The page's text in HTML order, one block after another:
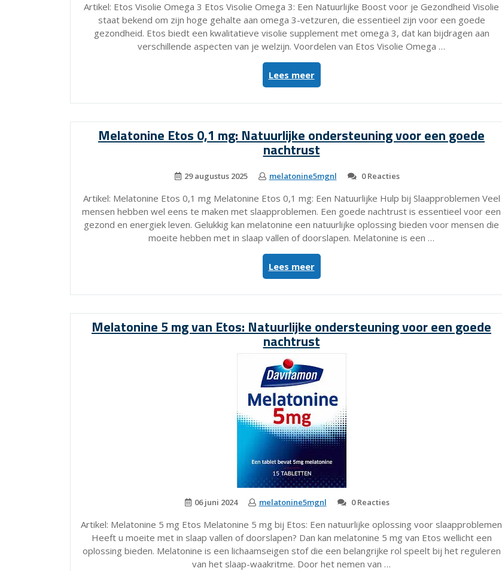
Artikel: Etos Visolie Omega 3 Etos Visolie Omega 3: Een Natuurlijke Boost voor je Gezondheid Visolie
staat bekend om zijn hoge gehalte aan omega 3-vetzuren, die essentieel zijn voor een goede
gezondheid. Etos biedt een kwalitatieve visolie supplement met omega 3, dat kan bijdragen aan
verschillende aspecten van je welzijn. Voordelen van Etos Visolie Omega …
Lees meer“Ontdek
de
Voordelen
Visolie
met
3
voor
een
Gezonde
Levensstijl!”
Melatonine Etos 0,1 mg: Natuurlijke ondersteuning voor een goede
nachtrust
29 augustus 2025 melatonine5mgnl 0 Reacties
Artikel: Melatonine Etos 0,1 mg Melatonine Etos 0,1 mg: Een Natuurlijke Hulp bij Slaapproblemen Veel
mensen hebben wel eens te maken met slaapproblemen. Een goede nachtrust is essentieel voor een
gezond en energiek leven. Gelukkig kan melatonine een natuurlijke oplossing bieden voor mensen die
moeite hebben met in slaap vallen of doorslapen. Melatonine is een …
Lees meer“Melatonine
Etos
0,1
ondersteuning
voor
goede
nachtrust”
Melatonine 5 mg van Etos: Natuurlijke ondersteuning voor een goede
nachtrust
06 juni 2024 melatonine5mgnl 0 Reacties
Artikel: Melatonine 5 mg Etos Melatonine 5 mg bij Etos: Een natuurlijke oplossing voor slaapproblemen
Heeft u moeite met in slaap vallen of doorslapen? Dan kan melatonine 5 mg van Etos wellicht een
oplossing bieden. Melatonine is een lichaamseigen stof die een belangrijke rol speelt bij het reguleren
van het slaap-waakritme. Door het nemen van …